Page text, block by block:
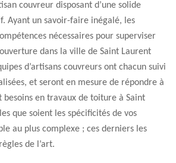
couvreur disposant d’une solide
Ayant un savoir-faire inégalé, les
nécessaires pour superviser
dans la ville de Saint Laurent
d’artisans couvreurs ont chacun suivi
et seront en mesure de répondre à
besoins en travaux de toiture à Saint
que soient les spécificités de vos
au plus complexe ; ces derniers les
de l’art.